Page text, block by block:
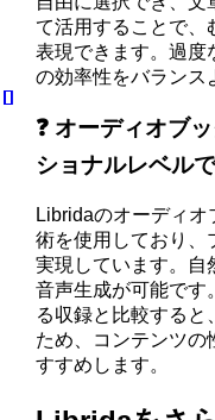
て活用することで、
表現できます。過度
の効率性をバランス
❓ オーディオブ
ショナルレベル
Libridaのオーディ
術を使用しており、
実現しています。自
音声生成が可能です
る収録と比較すると
ため、コンテンツの
すすめします。